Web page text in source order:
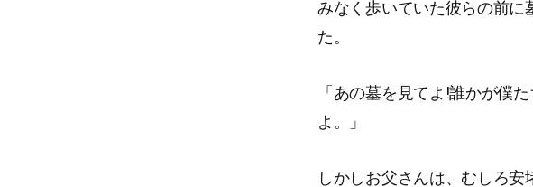
みなく歩いていた彼らの前に
た。
「あの墓を見てよ!誰かが僕
よ。」
しかしお父さんは、むしろ安